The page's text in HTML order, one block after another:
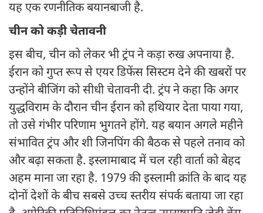
यह एक रणनीतिक बयानबाजी है.
चीन को कड़ी चेतावनी
इस बीच, चीन को लेकर भी ट्रंप ने कड़ा रुख अपनाया है.
ईरान को गुप्त रूप से एयर डिफेंस सिस्टम देने की खबरों पर
उन्होंने बीजिंग को सीधी चेतावनी दी. ट्रंप ने कहा कि अगर
युद्धविराम के दौरान चीन ईरान को हथियार देता पाया गया,
तो उसे गंभीर परिणाम भुगतने होंगे. यह बयान अगले महीने
संभावित ट्रंप और शी जिनपिंग की बैठक से पहले तनाव को
और बढ़ा सकता है. इस्लामाबाद में चल रही वार्ता को बेहद
अहम माना जा रहा है. 1979 की इस्लामी क्रांति के बाद यह
दोनों देशों के बीच सबसे उच्च स्तरीय संपर्क बताया जा रहा